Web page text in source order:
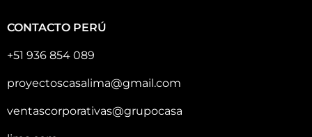
CONTACTO PERÚ
+51 936 854 089
proyectoscasalima@gmail.com
ventascorporativas@grupocasa